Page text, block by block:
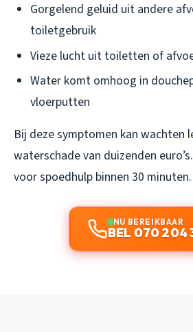
Gorgelend geluid uit andere
toiletgebruik
Vieze lucht uit toiletten of
Water komt omhoog in
vloerputten
Bij deze symptomen kan wachten
waterschade van duizenden
voor spoedhulp binnen 30 minuten.
NU BEREIKBAAR
BEL 070 204